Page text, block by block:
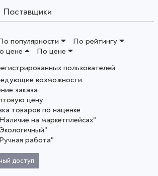
Поставщики
популярности
По рейтингу
цене
По цене
пользователей
возможности:
заказа
цену
товаров по наценке
на маркетплейсах"
работа"
доступ